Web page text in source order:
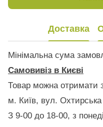
Доставка
Мінімальна сума
Самовивіз в Києві
Товар можна отримати
м. Київ, вул.
З 9-00 до 18-00, з